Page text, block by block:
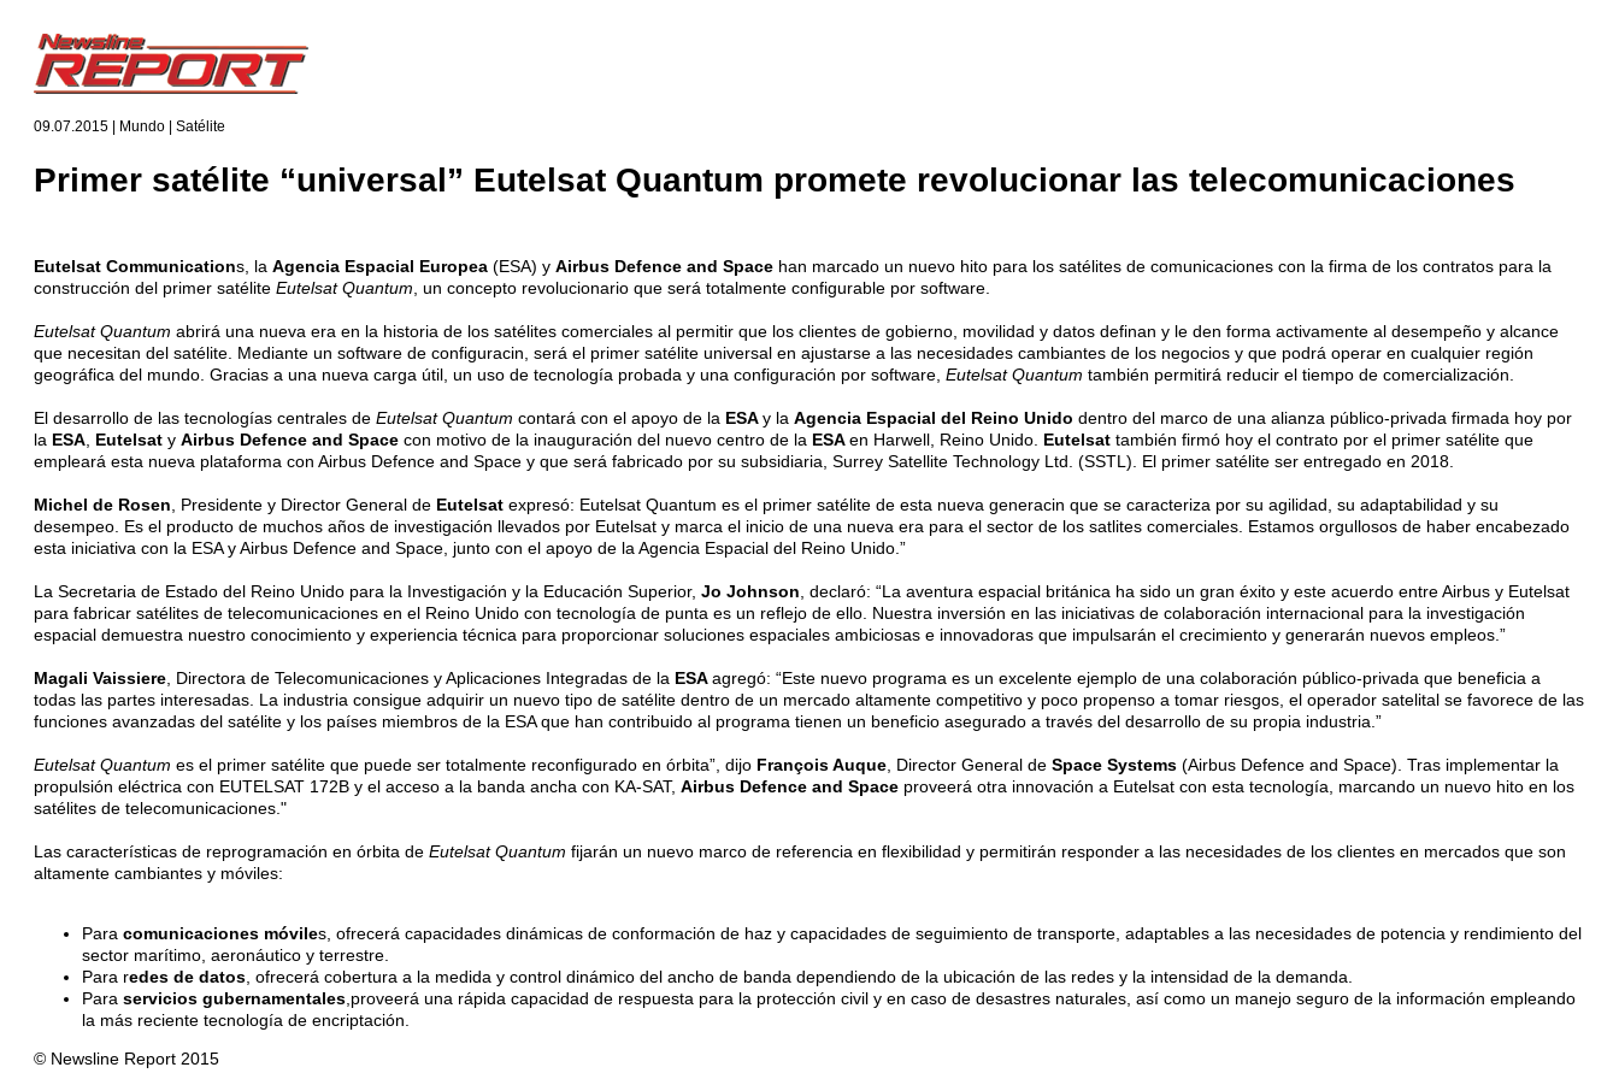
09.07.2015 | Mundo | Satélite
Primer satélite “universal” Eutelsat Quantum promete revolucionar las telecomunicaciones
Eutelsat Communications, la Agencia Espacial Europea (ESA) y Airbus Defence and Space han marcado un nuevo hito para los satélites de comunicaciones con la firma de los contratos para la
construcción del primer satélite Eutelsat Quantum , un concepto revolucionario que será totalmente configurable por software.
Eutelsat Quantum abrirá una nueva era en la historia de los satélites comerciales al permitir que los clientes de gobierno, movilidad y datos definan y le den forma activamente al desempeño y alcance
que necesitan del satélite. Mediante un software de configuracin, será el primer satélite universal en ajustarse a las necesidades cambiantes de los negocios y que podrá operar en cualquier región
geográfica del mundo. Gracias a una nueva carga útil, un uso de tecnología probada y una configuración por software, Eutelsat Quantum también permitirá reducir el tiempo de comercialización.
El desarrollo de las tecnologías centrales de Eutelsat Quantum contará con el apoyo de la ESAy la Agencia Espacial del Reino Unido dentro del marco de una alianza público-privada firmada hoy por
la ESA Eutelsat y Airbus Defence and Space con motivo de la inauguración del nuevo centro de la ESAen Harwell, Reino Unido. Eutelsat también firmó hoy el contrato por el primer satélite que
empleará esta nueva plataforma con Airbus Defence and Space y que será fabricado por su subsidiaria, Surrey Satellite Technology Ltd. (SSTL). El primer satélite ser entregado en 2018.
Michel de Rosen , Presidente y Director General de Eutelsat expresó: Eutelsat Quantum es el primer satélite de esta nueva generacin que se caracteriza por su agilidad, su adaptabilidad y su
desempeo. Es el producto de muchos años de investigación llevados por Eutelsat y marca el inicio de una nueva era para el sector de los satlites comerciales. Estamos orgullosos de haber encabezado
esta iniciativa con la ESA y Airbus Defence and Space, junto con el apoyo de la Agencia Espacial del Reino Unido.”
La Secretaria de Estado del Reino Unido para la Investigación y la Educación Superior, Jo Johnson , declaró: “La aventura espacial británica ha sido un gran éxito y este acuerdo entre Airbus y Eutelsat
para fabricar satélites de telecomunicaciones en el Reino Unido con tecnología de punta es un reflejo de ello. Nuestra inversión en las iniciativas de colaboración internacional para la investigación
espacial demuestra nuestro conocimiento y experiencia técnica para proporcionar soluciones espaciales ambiciosas e innovadoras que impulsarán el crecimiento y generarán nuevos empleos.”
Magali Vaissiere , Directora de Telecomunicaciones y Aplicaciones Integradas de la ESAagregó: “Este nuevo programa es un excelente ejemplo de una colaboración público-privada que beneficia a
todas las partes interesadas. La industria consigue adquirir un nuevo tipo de satélite dentro de un mercado altamente competitivo y poco propenso a tomar riesgos, el operador satelital se favorece de las
funciones avanzadas del satélite y los países miembros de la ESA que han contribuido al programa tienen un beneficio asegurado a través del desarrollo de su propia industria.”
Eutelsat Quantum es el primer satélite que puede ser totalmente reconfigurado en órbita”, dijo François Auque , Director General de Space Systems (Airbus Defence and Space). Tras implementar la
propulsión eléctrica con EUTELSAT 172B y el acceso a la banda ancha con KA-SAT, Airbus Defence and Space proveerá otra innovación a Eutelsat con esta tecnología, marcando un nuevo hito en los
satélites de telecomunicaciones."
Las características de reprogramación en órbita de Eutelsat Quantum fijarán un nuevo marco de referencia en flexibilidad y permitirán responder a las necesidades de los clientes en mercados que son
altamente cambiantes y móviles:
Para comunicaciones móviles, ofrecerá capacidades dinámicas de conformación de haz y capacidades de seguimiento de transporte, adaptables a las necesidades de potencia y rendimiento del
sector marítimo, aeronáutico y terrestre.
Para redes de datos , ofrecerá cobertura a la medida y control dinámico del ancho de banda dependiendo de la ubicación de las redes y la intensidad de la demanda.
Para servicios gubernamentales ,proveerá una rápida capacidad de respuesta para la protección civil y en caso de desastres naturales, así como un manejo seguro de la información empleando
la más reciente tecnología de encriptación.
© Newsline Report 2015